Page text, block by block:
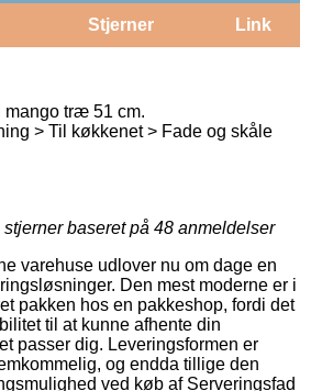
Stjerner Link
mango træ 51 cm.
> Til køkkenet > Fade og skåle
stjerner baseret på 48 anmeldelser
varehuse udlover nu om dage en
Den mest moderne er i
pakken hos en pakkeshop, fordi det
til at kunne afhente din
passer dig. Leveringsformen er
og endda tillige den
ved køb af Serveringsfad